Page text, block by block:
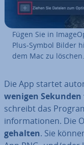
Fügen Sie in
Plus-Symbol Bilder
dem Mac zu löschen.
Die App startet
wenigen
schreibt das
in­for­ma­tio­nen. Die
gehalten. Sie